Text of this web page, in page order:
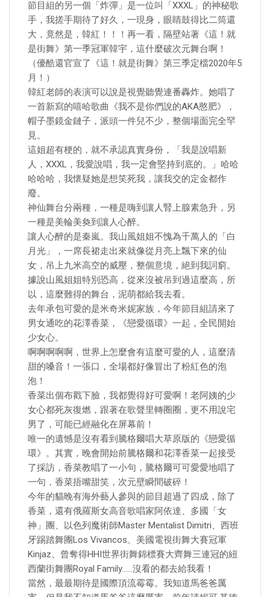
節目組的另一個「炸彈」是一位叫「XXXL」的神秘歌
手，我搓手期待了好久，一現身，眼睛鼓得比二筒還
大，竟然是，韓紅！！！再一看，隔壁站著《這！就
是街舞》第一季冠軍韓宇，這什麼破次元舞台啊！
（優酷還官宣了《這！就是街舞》第三季定檔2020年5
月！）
韓紅老師的表演可以說是視覺聽覺連番轟炸。她唱了
一首新寫的嘻哈歌曲《我不是你們說的AKA憨肥》，
帽子墨鏡金鏈子，派頭一件兒不少，整個場面完全罕
見。
這姐超有梗的，就不承認真實身份，「我是說唱新
人，XXXL，我愛說唱，我一定會堅持到底的。」哈哈
哈哈哈，我懷疑她是想笑死我，讓我交的定金都作
廢。
神仙舞台分兩種，一種是嗨到讓人腎上腺素急升，另
一種是美輪美奐到讓人心醉。
讓人心醉的是秦嵐。我山風姐姐不愧為千萬人的「白
月光」，一席長裙走出來就像從月亮上飄下來的仙
女，吊上九米高空的威壓，整個意境，絕到我詞窮。
據說山風姐姐特別恐高，從來沒被吊到過這麼高，所
以，這麼難得的舞台，泥萌都給我去看。
去年承包可愛的是米奇米妮家族，今年節目組請來了
男女通吃的花澤香菜，《戀愛循環》一起，全民開始
少女心。
啊啊啊啊啊，世界上怎麼會有這麼可愛的人，這麼清
甜的嗓音！一張口，全場都好像冒出了粉紅色的泡
泡！
香菜出個布戳下臉，我都覺得好可愛啊！老阿姨的少
女心都死灰復燃，跟著在歌聲里轉圈圈，更不用說宅
男了，可能已經融化在屏幕前！
唯一的遺憾是沒有看到騰格爾唱大草原版的《戀愛循
環》。其實，晚會開始前騰格爾和花澤香菜一起接受
了採訪，香菜教唱了一小句，騰格爾可可愛愛地唱了
一句，香菜捂嘴甜笑，次元壁瞬間破碎！
今年的貓晚有海外藝人參與的節目超過了四成，除了
香菜，還有俄羅斯女高音歌唱家阿依達、多國「女
神」團、以色列魔術師Master Mentalist Dimitri、西班
牙踢踏舞團Los Vivancos、美國電視街舞大賽冠軍
Kinjaz、曾奪得HHI世界街舞錦標賽大齊舞三連冠的紐
西蘭街舞團Royal Family……沒看的都去給我看！
當然，最最期待是國際頂流霉霉。我知道馬爸爸厲